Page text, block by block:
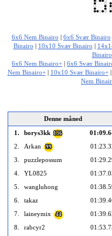
6x6 Nem Binairo | 6x6 Svær Binairo
Binairo | 10x10 Svær Binairo |
Binairo
6x6 Nem Binairo+ | 6x6 Svær
Nem Binairo+| 10x10 Svær Binairo+|
Nem
Denne måned
1.
borys3kk 136
2.
Arkan 99
3.
puzzlepossum
4.
YL0825
5.
wangluhong
6.
takaz
7.
laineymix 44
8.
rabcyr2